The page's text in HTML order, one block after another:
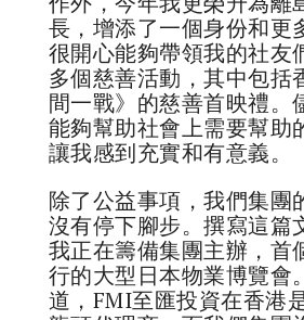
長，增添了一個身份和更
很開心能夠帶領我的社友
多個慈善活動，其中包括
間一戰》的慈善首映禮。
能夠幫助社會上需要幫助
讓我感到充實和有意義。
除了公益事項，我們集團
沒有停下腳步。撰寫這篇
我正在籌備集團主辦，首
行的大型日本物業博覽會
道，FMI至匯投資在香港